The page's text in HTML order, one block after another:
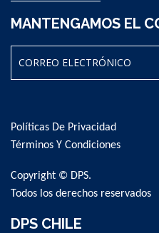
MANTENGAMOS EL
Our
Newsletter:
Políticas De Privacidad
Términos Y Condiciones
Copyright © DPS.
Todos los derechos reservados
DPS CHILE